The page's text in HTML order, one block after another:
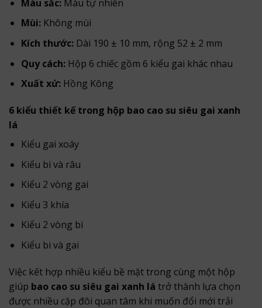
Màu sắc:Màu tự nhiên
Mùi:Không mùi
Kích thước:Dài 190 ± 10 mm, rộng 52 ± 2 mm
Quy cách:Hộp 6 chiếc gồm 6 kiểu gai khác nhau
Xuất xứ:Hồng Kông
6 kiểu thiết kế trong hộp bao cao su siêu gai xanh
lá
Kiểu gai xoáy
Kiểu bi và râu
Kiểu 2 vòng gai
Kiểu 3 khía
Kiểu 2 vòng bi
Kiểu bi và gai
Việc kết hợp nhiều kiểu bề mặt trong cùng một hộp
giúp bao cao su siêu gai xanh lá trở thành lựa chọn
được nhiều cặp đôi quan tâm khi muốn đổi mới trải